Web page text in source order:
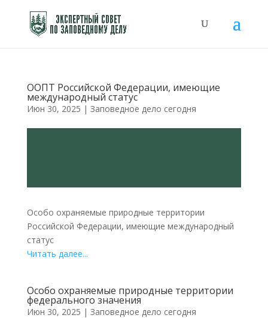
ООПТ Российской Федерации, имеющие
международный статус
Июн 30, 2025 | Заповедное дело сегодня
Особо охраняемые природные территории
Российской Федерации, имеющие международный
статус
Читать далее...
Особо охраняемые природные территории
федерального значения
Июн 30, 2025 | Заповедное дело сегодня